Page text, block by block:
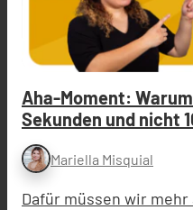
Aha-Moment:
Sekunden und nicht
Mariella Misquial
Dafür müssen wir mehr